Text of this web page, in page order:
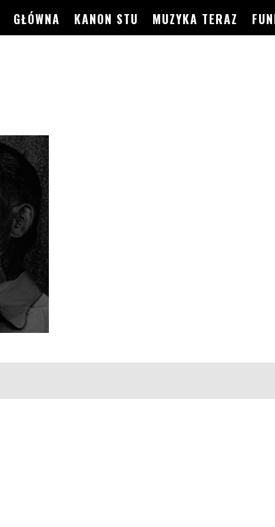
GŁÓWNA KANON STU MUZYKA TERAZ